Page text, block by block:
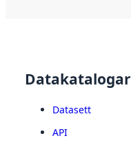
Datakatalogar
Datasett
API